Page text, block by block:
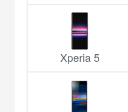
Xperia 5